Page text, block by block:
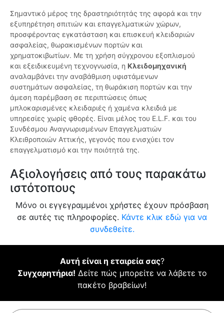
Σημαντικό μέρος της δραστηριότητάς της αφορά και την
εξυπηρέτηση σπιτιών και επαγγελματικών χώρων,
προσφέροντας εγκατάσταση και επισκευή κλειδαριών
ασφαλείας, θωρακισμένων πορτών και
χρηματοκιβωτίων. Με τη χρήση σύγχρονου εξοπλισμού
και εξειδικευμένη τεχνογνωσία, η Κλειδομηχανική
αναλαμβάνει την αναβάθμιση υφιστάμενων
συστημάτων ασφαλείας, τη θωράκιση πορτών και την
άμεση παρέμβαση σε περιπτώσεις όπως
μπλοκαρισμένες κλειδαριές ή χαμένα κλειδιά με
υπηρεσίες χωρίς φθορές. Είναι μέλος του E.L.F. και του
Συνδέσμου Αναγνωρισμένων Επαγγελματιών
Κλειθροποιών Αττικής, γεγονός που ενισχύει τον
επαγγελματισμό και την ποιότητά της.
Αξιολογήσεις από τους παρακάτω
ιστότοπους
Μόνο οι εγγεγραμμένοι χρήστες έχουν πρόσβαση
σε αυτές τις πληροφορίες. Κάντε κλικ εδώ για να
συνδεθείτε.
Αυτή είναι η εταιρεία σας?
Συγχαρητήρια! Δείτε πώς μπορείτε να λάβετε το
πακέτο βραβείων!